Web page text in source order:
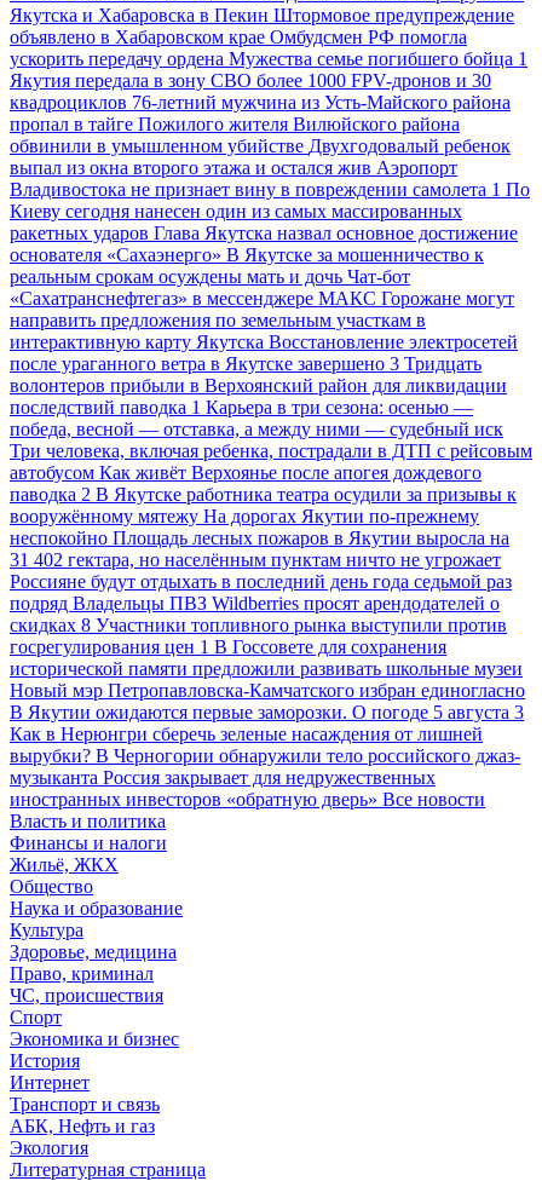
Якутска и Хабаровска в Пекин Штормовое предупреждение
объявлено в Хабаровском крае Омбудсмен РФ помогла
ускорить передачу ордена Мужества семье погибшего бойца 1
Якутия передала в зону СВО более 1000 FPV-дронов и 30
квадроциклов 76-летний мужчина из Усть-Майского района
пропал в тайге Пожилого жителя Вилюйского района
обвинили в умышленном убийстве Двухгодовалый ребенок
выпал из окна второго этажа и остался жив Аэропорт
Владивостока не признает вину в повреждении самолета 1 По
Киеву сегодня нанесен один из самых массированных
ракетных ударов Глава Якутска назвал основное достижение
основателя «Сахаэнерго» В Якутске за мошенничество к
реальным срокам осуждены мать и дочь Чат-бот
«Сахатранснефтегаз» в мессенджере МАКС Горожане могут
направить предложения по земельным участкам в
интерактивную карту Якутска Восстановление электросетей
после ураганного ветра в Якутске завершено 3 Тридцать
волонтеров прибыли в Верхоянский район для ликвидации
последствий паводка 1 Карьера в три сезона: осенью —
победа, весной — отставка, а между ними — судебный иск
Три человека, включая ребенка, пострадали в ДТП с рейсовым
автобусом Как живёт Верхоянье после апогея дождевого
паводка 2 В Якутске работника театра осудили за призывы к
вооружённому мятежу На дорогах Якутии по-прежнему
неспокойно Площадь лесных пожаров в Якутии выросла на
31 402 гектара, но населённым пунктам ничто не угрожает
Россияне будут отдыхать в последний день года седьмой раз
подряд Владельцы ПВЗ Wildberries просят арендодателей о
скидках 8 Участники топливного рынка выступили против
госрегулирования цен 1 В Госсовете для сохранения
исторической памяти предложили развивать школьные музеи
Новый мэр Петропавловска-Камчатского избран единогласно
В Якутии ожидаются первые заморозки. О погоде 5 августа 3
Как в Нерюнгри сберечь зеленые насаждения от лишней
вырубки? В Черногории обнаружили тело российского джаз-
музыканта Россия закрывает для недружественных
иностранных инвесторов «обратную дверь» Все новости
Власть и политика
Финансы и налоги
Жильё, ЖКХ
Общество
Наука и образование
Культура
Здоровье, медицина
Право, криминал
ЧС, происшествия
Спорт
Экономика и бизнес
История
Интернет
Транспорт и связь
АБК, Нефть и газ
Экология
Литературная страница